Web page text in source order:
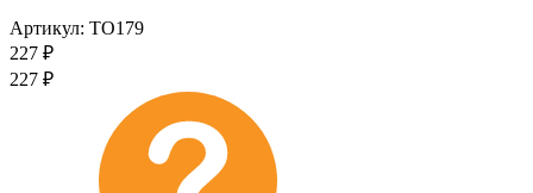
Артикул: TO179
227 ₽
227 ₽